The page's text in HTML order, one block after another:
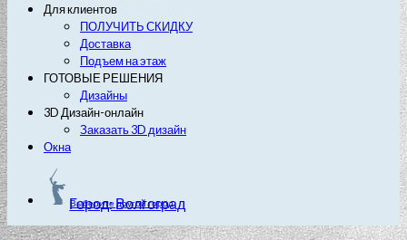
Для клиентов
ПОЛУЧИТЬ СКИДКУ
Доставка
Подъем на этаж
ГОТОВЫЕ РЕШЕНИЯ
Дизайны
3D Дизайн-онлайн
Заказать 3D дизайн
Окна
Город: Волгоград
Выберите другой город